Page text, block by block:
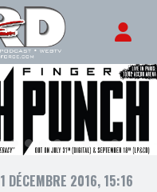
1 DÉCEMBRE 2016, 15:16